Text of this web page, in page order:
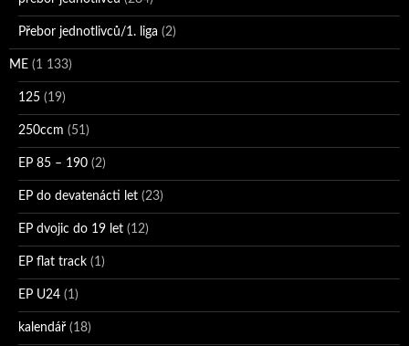
Přebor jednotlivců/1. liga (2)
ME (1 133)
125 (19)
250ccm (51)
EP 85 – 190 (2)
EP do devatenácti let (23)
EP dvojic do 19 let (12)
EP flat track (1)
EP U24 (1)
kalendář (18)